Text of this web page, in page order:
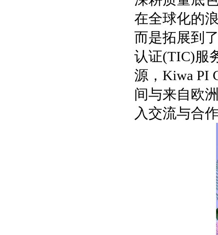
在全球化的
而是拓展到
认证(TIC)服
源，Kiwa PI
间与来自欧
入交流与合